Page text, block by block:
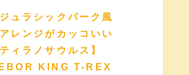
ジュラシックパーク風
レンジがカッコいい
ティラノサウルス】
KING T-REX